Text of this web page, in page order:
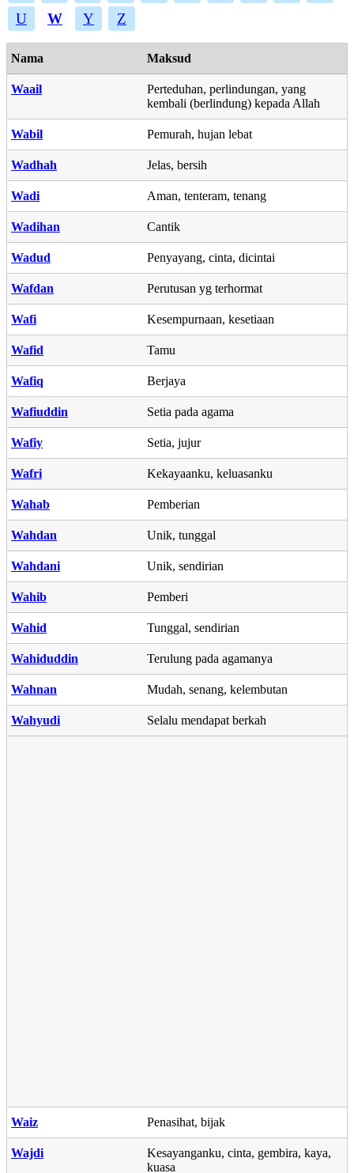
U
W Y Z
Nama Maksud
Waail
Perteduhan, perlindungan, yang
kembali (berlindung) kepada Allah
Wabil Pemurah, hujan lebat
Wadhah Jelas, bersih
Wadi Aman, tenteram, tenang
Wadihan Cantik
Wadud Penyayang, cinta, dicintai
Wafdan Perutusan yg terhormat
Wafi Kesempurnaan, kesetiaan
Wafid Tamu
Wafiq Berjaya
Wafiuddin Setia pada agama
Wafiy Setia, jujur
Wafri Kekayaanku, keluasanku
Wahab Pemberian
Wahdan Unik, tunggal
Wahdani Unik, sendirian
Wahib Pemberi
Wahid Tunggal, sendirian
Wahiduddin Terulung pada agamanya
Wahnan Mudah, senang, kelembutan
Wahyudi Selalu mendapat berkah
Waiz Penasihat, bijak
Wajdi
Kesayanganku, cinta, gembira, kaya,
kuasa